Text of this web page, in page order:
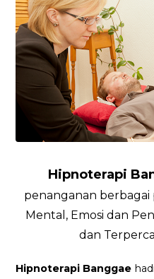
Hipnoterapi
penanganan berbagai
Mental, Emosi dan
dan
Hipnoterapi Banggae